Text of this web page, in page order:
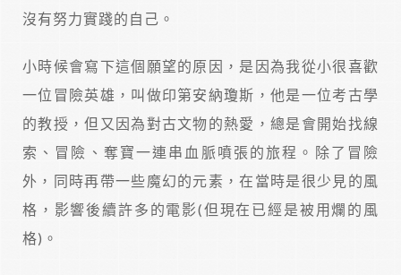
沒有努力實踐的自己。
小時候會寫下這個願望的原因，是因為我從小很喜歡
一位冒險英雄，叫做印第安納瓊斯，他是一位考古學
的教授，但又因為對古文物的熱愛，總是會開始找線
索、冒險、奪寶一連串血脈噴張的旅程。除了冒險
外，同時再帶一些魔幻的元素，在當時是很少見的風
格，影響後續許多的電影(但現在已經是被用爛的風
格)。